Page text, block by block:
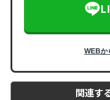
WEBか
関連す